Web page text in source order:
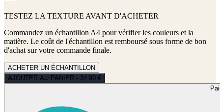
TESTEZ LA TEXTURE AVANT D'ACHETER
Commandez un échantillon A4 pour vérifier les couleurs et la
matière. Le coût de l'échantillon est remboursé sous forme de bon
d'achat sur votre commande finale.
ACHETER UN ÉCHANTILLON
AJOUTER AU PANIER - 34,90 €